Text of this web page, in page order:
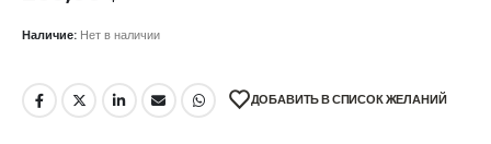
Наличие: Нет в наличии
ДОБАВИТЬ В СПИСОК ЖЕЛАНИЙ